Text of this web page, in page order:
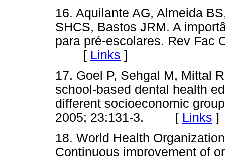
16. Aquilante AG, Almeida
SHCS, Bastos JRM. A
para pré-escolares. Rev Fac
[ Links ]
17. Goel P, Sehgal M, Mittal
school-based dental health
different socioeconomic
2005; 23:131-3. [ Links ]
18. World Health
Continuous improvement of